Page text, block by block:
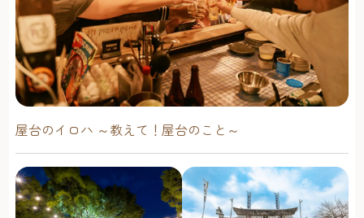
屋台のイロハ ～教えて！屋台のこと～